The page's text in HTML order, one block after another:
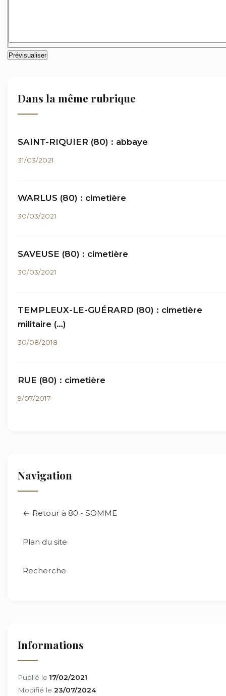
Dans la même rubrique
SAINT-RIQUIER (80) : abbaye
31/03/2021
WARLUS (80) : cimetière
30/03/2021
SAVEUSE (80) : cimetière
30/03/2021
TEMPLEUX-LE-GUÉRARD (80) : cimetière
militaire (…)
30/08/2018
RUE (80) : cimetière
9/07/2017
Navigation
← Retour à 80 - SOMME
Plan du site
Recherche
Informations
Publié le 17/02/2021
Modifié le 23/07/2024